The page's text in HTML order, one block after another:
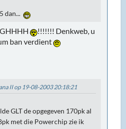
dan...
!!!!!!! Denkweb, u
ban verdient
II op 19-08-2003 20:18:21
GLT de opgegeven 170pk al
met die Powerchip zie ik